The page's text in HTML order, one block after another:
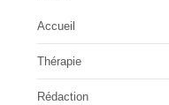
Accueil
Thérapie
Rédaction